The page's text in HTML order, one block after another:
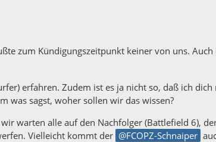
zum Kündigungszeitpunkt keiner von uns.
erfahren. Zudem ist es ja nicht so, daß ich
was sagst, woher sollen wir das wissen?
warten alle auf den Nachfolger (Battlefield 6),
Vielleicht kommt der
FCOPZ-Schnaiper